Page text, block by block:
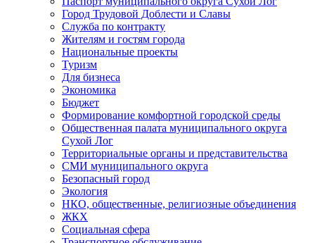
Город Трудовой Доблести и Славы
Служба по контракту
Жителям и гостям города
Национальные проекты
Туризм
Для бизнеса
Экономика
Бюджет
Формирование комфортной городской среды
Общественная палата муниципального округа
Сухой Лог
Территориальные органы и представительства
СМИ муниципального округа
Безопасный город
Экология
НКО, общественные, религиозные объединения
ЖКХ
Социальная сфера